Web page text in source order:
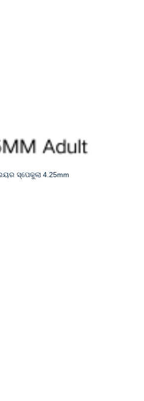
ସ୍ପେକୁଲା 4.25mm